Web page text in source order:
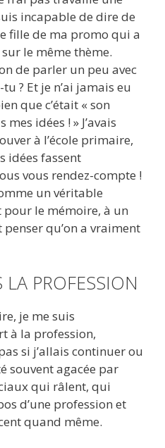
incapable de dire de
fille de ma promo qui a
le même thème.
de parler un peu avec
? Et je n’ai jamais eu
que c’était « son
idées ! » J’avais
à l’école primaire,
idées fassent
vous rendez-compte !
un véritable
le mémoire, à un
qu’on a vraiment
PROFESSION
je me suis
à la profession,
si j’allais continuer ou
souvent agacée par
qui râlent, qui
d’une profession et
quand même.